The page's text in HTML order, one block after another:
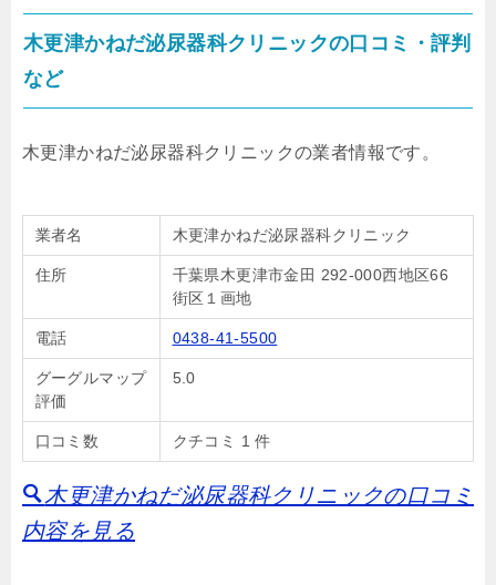
木更津かねだ泌尿器科クリニックの口コミ・評判
など
木更津かねだ泌尿器科クリニックの業者情報です。
業者名 木更津かねだ泌尿器科クリニック
住所
千葉県木更津市金田 292-000西地区66
街区１画地
電話 0438-41-5500
グーグルマップ
評価
5.0
口コミ数 クチコミ 1 件
木更津かねだ泌尿器科クリニックの口コミ
内容を見る